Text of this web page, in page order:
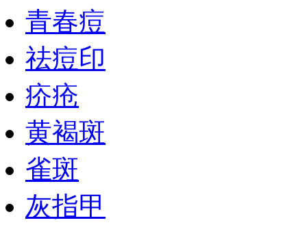
青春痘
祛痘印
疥疮
黄褐斑
雀斑
灰指甲